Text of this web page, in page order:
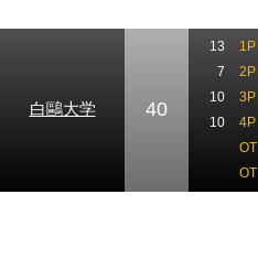
白鷗大学 40
13 1P
7
2P
10
3P
10
4P
OT
OT